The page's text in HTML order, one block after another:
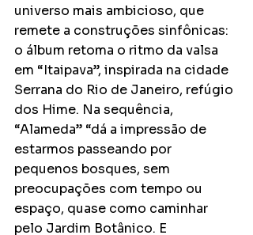
universo mais ambicioso, que
remete a construções sinfônicas:
o álbum retoma o ritmo da valsa
em “Itaipava”, inspirada na cidade
Serrana do Rio de Janeiro, refúgio
dos Hime. Na sequência,
“Alameda” “dá a impressão de
estarmos passeando por
pequenos bosques, sem
preocupações com tempo ou
espaço, quase como caminhar
pelo Jardim Botânico. E